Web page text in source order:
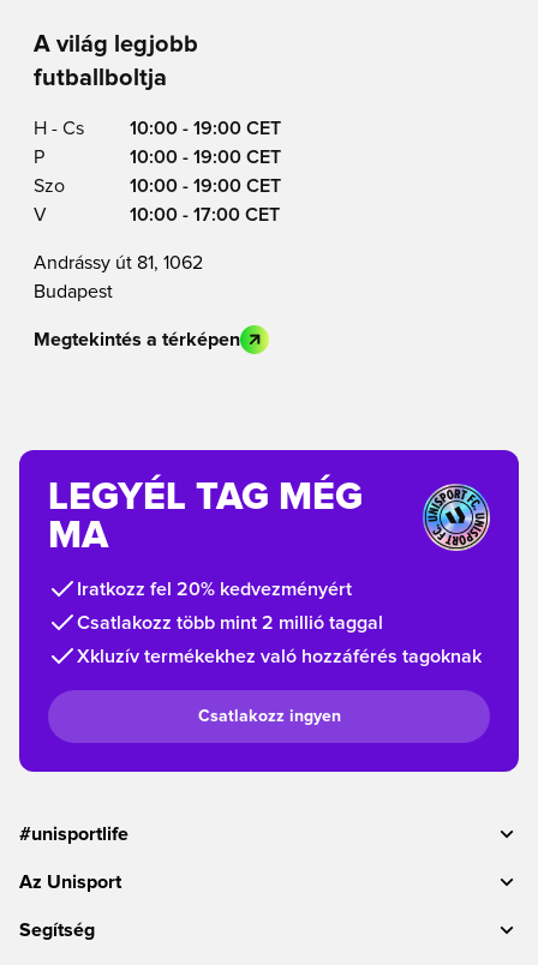
A világ legjobb
futballboltja
H - Cs
10:00 - 19:00 CET
P
10:00 - 19:00 CET
Szo
10:00 - 19:00 CET
V
10:00 - 17:00 CET
Andrássy út 81, 1062
Budapest
Megtekintés a térképen
LEGYÉL TAG MÉG
MA
Iratkozz fel 20% kedvezményért
Csatlakozz több mint 2 millió taggal
Xkluzív termékekhez való hozzáférés tagoknak
Csatlakozz ingyen
#unisportlife
Az Unisport
Segítség